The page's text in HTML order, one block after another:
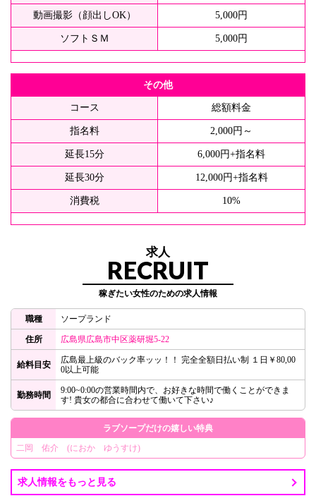
動画撮影（顔出しOK） 5,000円
ソフトＳＭ 5,000円
その他
コース 総額料金
指名料 2,000円～
延長15分 6,000円+指名料
延長30分 12,000円+指名料
消費税 10%
求人
RECRUIT
稼ぎたい女性のための求人情報
職種 ソープランド
住所 広島県広島市中区薬研堀5-22
給料目安
広島最上級のバック率ッッ！！ 完全全額日払い制 １日￥80,00
0以上可能
勤務時間
9:00~0:00の営業時間内で、お好きな時間で働くことができま
す! 貴女の都合に合わせて働いて下さい♪
ラブソープだけの嬉しい特典
二岡 佑介 (におか ゆうすけ)
求人情報をもっと見る